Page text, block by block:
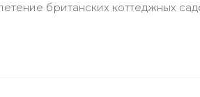
британских коттеджных